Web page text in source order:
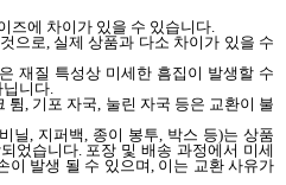
즈에 차이가 있을 수 있습니다
으로 실제 상품과 다소 차이가 있을 수
재질 특성상 미세한 흠집이 발생할 수
닙니다
튐 기포 자국 눌린 자국 등은 교환이 불
닐 지퍼백 종이 봉투 박스 등)는 상품
었습니다. 포장 및 배송 과정에서 미세
이 발생 될 수 있으며 이는 교환 사유가